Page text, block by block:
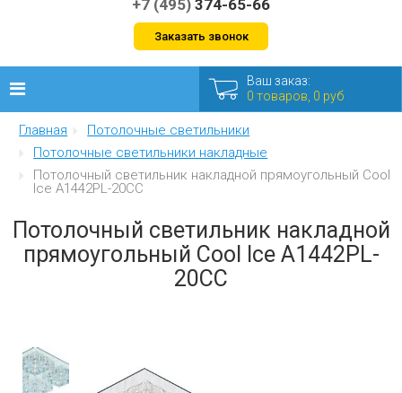
+7 (495) 374-65-66
Заказать звонок
Люстры
Бра
Интерьерные
Уличные
Еще
Ваш заказ:
0 товаров, 0 руб
Главная
Потолочные светильники
Потолочные светильники накладные
Потолочный светильник накладной прямоугольный Cool
Ice A1442PL-20CC
Потолочный светильник накладной
прямоугольный Cool Ice A1442PL-
20CC